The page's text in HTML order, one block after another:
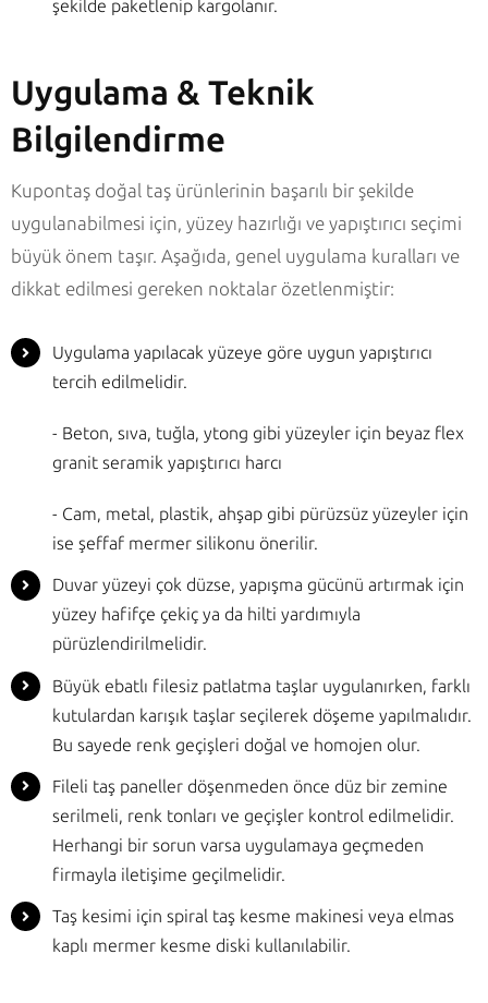
şekilde paketlenip kargolanır.
Uygulama & Teknik
Bilgilendirme
Kupontaş doğal taş ürünlerinin başarılı bir şekilde
uygulanabilmesi için, yüzey hazırlığı ve yapıştırıcı seçimi
büyük önem taşır. Aşağıda, genel uygulama kuralları ve
dikkat edilmesi gereken noktalar özetlenmiştir:
Uygulama yapılacak yüzeye göre uygun yapıştırıcı
tercih edilmelidir.
- Beton, sıva, tuğla, ytong gibi yüzeyler için beyaz flex
granit seramik yapıştırıcı harcı
- Cam, metal, plastik, ahşap gibi pürüzsüz yüzeyler için
ise şeffaf mermer silikonu önerilir.
Duvar yüzeyi çok düzse, yapışma gücünü artırmak için
yüzey hafifçe çekiç ya da hilti yardımıyla
pürüzlendirilmelidir.
Büyük ebatlı filesiz patlatma taşlar uygulanırken, farklı
kutulardan karışık taşlar seçilerek döşeme yapılmalıdır.
Bu sayede renk geçişleri doğal ve homojen olur.
Fileli taş paneller döşenmeden önce düz bir zemine
serilmeli, renk tonları ve geçişler kontrol edilmelidir.
Herhangi bir sorun varsa uygulamaya geçmeden
firmayla iletişime geçilmelidir.
Taş kesimi için spiral taş kesme makinesi veya elmas
kaplı mermer kesme diski kullanılabilir.